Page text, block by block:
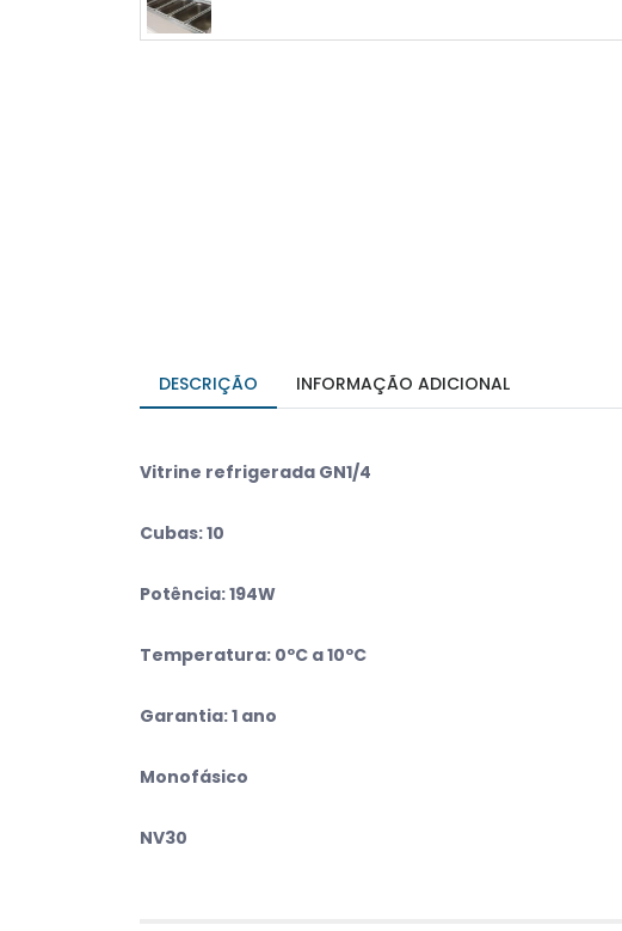
DESCRIÇÃO INFORMAÇÃO ADICIONAL
Vitrine refrigerada GN1/4
Cubas: 10
Potência: 194W
Temperatura: 0ºC a 10ºC
Garantia: 1 ano
Monofásico
NV30